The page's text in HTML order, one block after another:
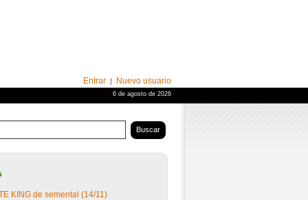
Entrar | Nuevo usuario
La Zarzuela, Lasarte, Dos Hermanas, Mijas,
KING de semental (14/11)
6 de agosto de 2026